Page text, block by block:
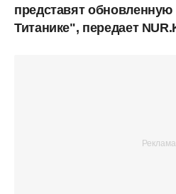
представят
Титанике", передает